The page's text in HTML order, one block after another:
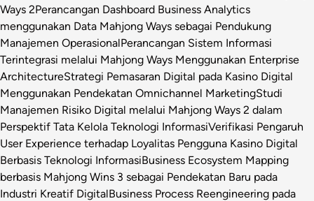
Ways 2Perancangan Dashboard Business Analytics
menggunakan Data Mahjong Ways sebagai Pendukung
Manajemen OperasionalPerancangan Sistem Informasi
Terintegrasi melalui Mahjong Ways Menggunakan Enterprise
ArchitectureStrategi Pemasaran Digital pada Kasino Digital
Menggunakan Pendekatan Omnichannel MarketingStudi
Manajemen Risiko Digital melalui Mahjong Ways 2 dalam
Perspektif Tata Kelola Teknologi InformasiVerifikasi Pengaruh
User Experience terhadap Loyalitas Pengguna Kasino Digital
Berbasis Teknologi InformasiBusiness Ecosystem Mapping
berbasis Mahjong Wins 3 sebagai Pendekatan Baru pada
Industri Kreatif DigitalBusiness Process Reengineering pada